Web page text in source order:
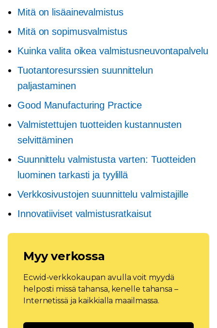
Mitä on lisäainevalmistus
Mitä on sopimusvalmistus
Kuinka valita oikea valmistusneuvontapalvelu
Tuotantoresurssien suunnittelun
paljastaminen
Good Manufacturing Practice
Valmistettujen tuotteiden kustannusten
selvittäminen
Suunnittelu valmistusta varten: Tuotteiden
luominen tarkasti ja tyylillä
Verkkosivustojen suunnittelu valmistajille
Innovatiiviset valmistusratkaisut
Myy verkossa
Ecwid-verkkokaupan avulla voit myydä
helposti missä tahansa, kenelle tahansa –
Internetissä ja kaikkialla maailmassa.